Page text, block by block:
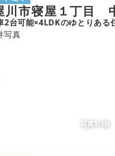
川市寝屋１丁目
写真1/5枚